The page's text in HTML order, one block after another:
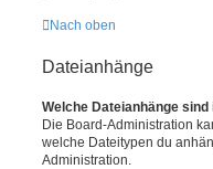
Nach oben
Dateianhänge
Welche Dateianhänge
Die Board-Administration
welche Dateitypen du
Administration.